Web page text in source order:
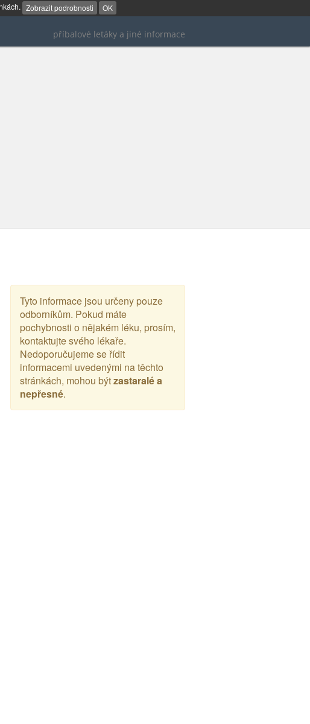
Zobrazit podrobnosti OK
příbalové letáky a jiné informace
Tyto informace jsou určeny pouze
odborníkům. Pokud máte
pochybnosti o nějakém léku, prosím,
kontaktujte svého lékaře.
Nedoporučujeme se řídit
informacemi uvedenými na těchto
stránkách, mohou býtzastaralé a
nepřesné.